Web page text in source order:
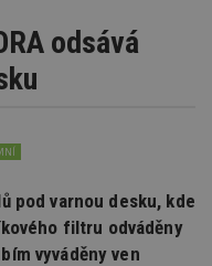
odsává
pod varnou desku, kde
filtru odváděny
vyváděny ven